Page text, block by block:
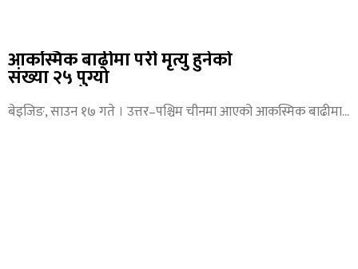
आकस्मिक बाढीमा परी मृत्यु हुनेको
संख्या २५ पुग्यो
बेइजिङ, साउन १७ गते । उत्तर–पश्चिम चीनमा आएको आकस्मिक बाढीमा